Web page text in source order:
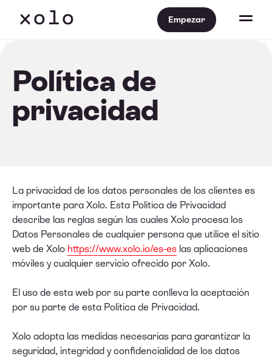
Empezar
Política de
privacidad
La privacidad de los datos personales de los clientes es
importante para Xolo. Esta Política de Privacidad
describe las reglas según las cuales Xolo procesa los
Datos Personales de cualquier persona que utilice el sitio
web de Xolo https://www.xolo.io/es-es las aplicaciones
móviles y cualquier servicio ofrecido por Xolo.
El uso de esta web por su parte conlleva la aceptación
por su parte de esta Política de Privacidad.
Xolo adopta las medidas necesarias para garantizar la
seguridad, integridad y confidencialidad de los datos